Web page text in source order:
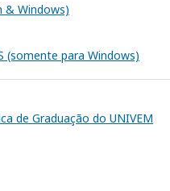
& Windows)
(somente para Windows)
de Graduação do UNIVEM